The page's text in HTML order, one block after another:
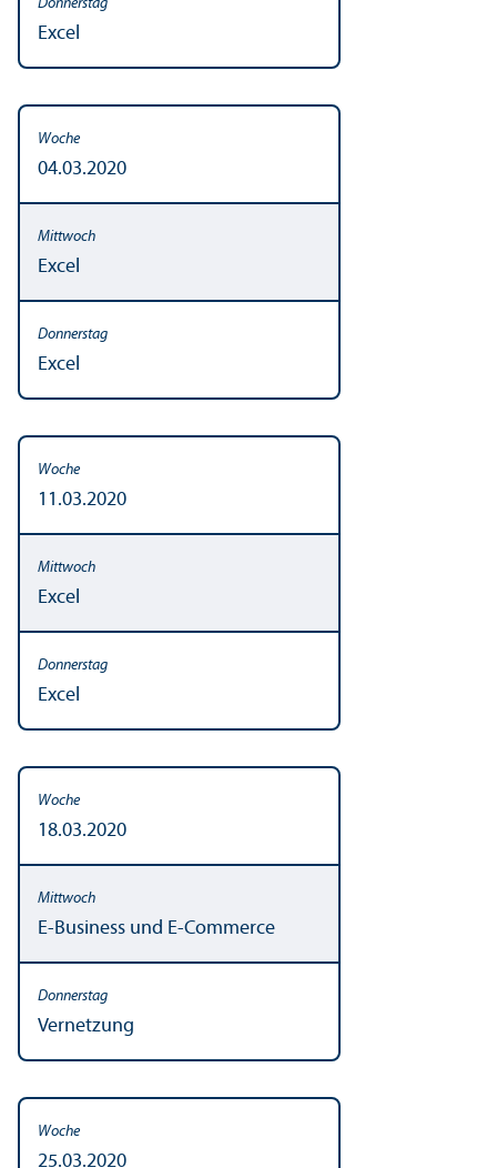
Excel
04.03.2020
Excel
Excel
11.03.2020
Excel
Excel
18.03.2020
E-Business und E-Commerce
Vernetzung
25.03.2020